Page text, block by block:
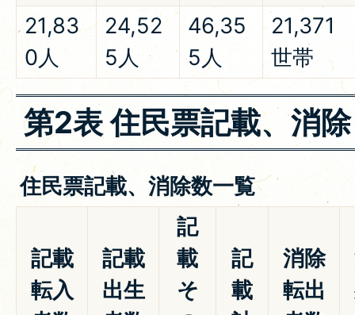
21,83
0人
24,52
5人
46,35
5人
21,371
世帯
第2表 住民票記載、消除
住民票記載、消除数一覧
記載
転入
記載
出生
記
載
そ
記
載
消除
転出